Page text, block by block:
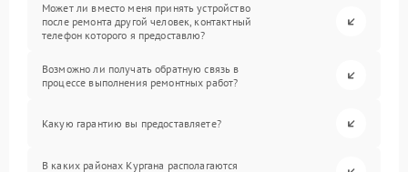
Может ли вместо меня принять устройство
после ремонта другой человек, контактный
телефон которого я предоставлю?
Возможно ли получать обратную связь в
процессе выполнения ремонтных работ?
Какую гарантию вы предоставляете?
В каких районах Кургана располагаются